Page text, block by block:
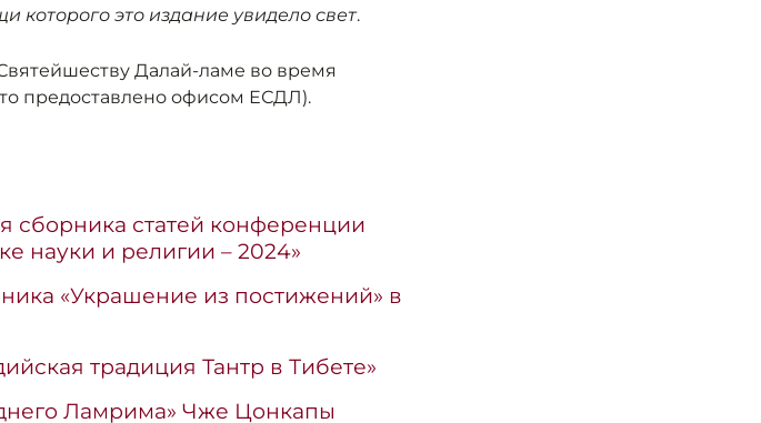
это издание увидело свет.
Далай-ламе во время
предоставлено офисом ЕСДЛ).
сборника статей конференции
науки и религии – 2024»
«Украшение из постижений» в
традиция Тантр в Тибете»
Ламрима» Чже Цонкапы